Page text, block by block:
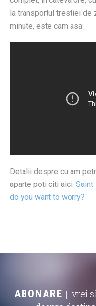
la transportul trestiei de
minute, este cam asa:
Detalii despre cu am
aparte poti citi aici: Saint
do you want to worry?
ABONARE
vrei